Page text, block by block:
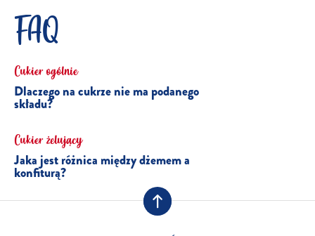
FAQ
Cukier ogólnie
Dlaczego na cukrze nie ma podanego
składu?
Cukier żelujący
Jaka jest różnica między dżemem a
konfiturą?